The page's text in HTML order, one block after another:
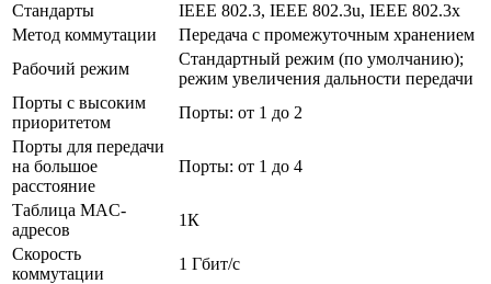
Стандарты
IEEE 802.3, IEEE 802.3u, IEEE 802.3x
Метод коммутации
Передача с промежуточным хранением
Рабочий режим
Стандартный режим (по умолчанию);
режим увеличения дальности передачи
Порты с высоким
приоритетом
Порты: от 1 до 2
Порты для передачи
на большое
расстояние
Порты: от 1 до 4
Таблица MAC-
адресов
1К
Скорость
коммутации
1 Гбит/с